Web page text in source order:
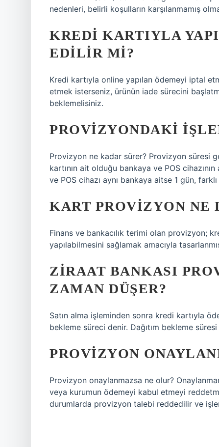
nedenleri, belirli koşulların karşılanmamış
KREDI KARTIYLA
EDILIR MI?
Kredi kartıyla online yapılan ödemeyi iptal
etmek isterseniz, ürünün iade sürecini
beklemelisiniz.
PROVIZYONDAKI
Provizyon ne kadar sürer? Provizyon süresi
kartının ait olduğu bankaya ve POS
ve POS cihazı aynı bankaya aitse 1 gün,
KART PROVIZYON NE
Finans ve bankacılık terimi olan provizyon;
yapılabilmesini sağlamak amacıyla
ZIRAAT BANKASI
ZAMAN DÜŞER?
Satın alma işleminden sonra kredi kartıyla
bekleme süreci denir. Dağıtım bekleme
PROVIZYON
Provizyon onaylanmazsa ne olur?
veya kurumun ödemeyi kabul etmeyi
durumlarda provizyon talebi reddedilir ve